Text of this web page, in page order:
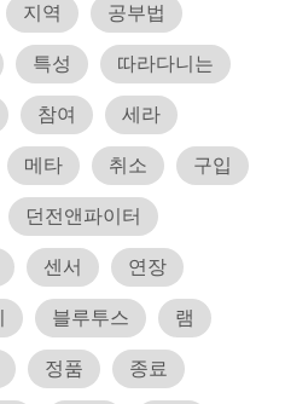
지역 공부법
특성 따라다니는
참여 세라
메타 취소 구입
던전앤파이터
센서 연장
블루투스 램
정품 종료